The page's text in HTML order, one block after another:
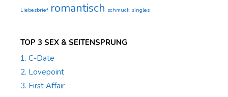
Liebesbrief romantisch schmuck singles
TOP 3 SEX & SEITENSPRUNG
1. C-Date
2. Lovepoint
3. First Affair